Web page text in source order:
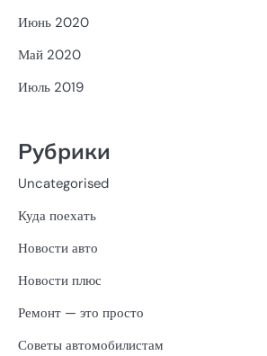
Июнь 2020
Май 2020
Июль 2019
Рубрики
Uncategorised
Куда поехать
Новости авто
Новости плюс
Ремонт — это просто
Советы автомобилистам